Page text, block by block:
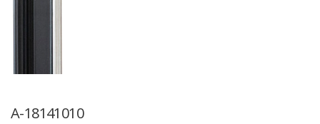
A-18141010